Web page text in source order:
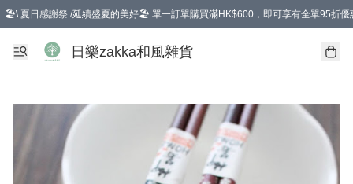
🏖️\ 夏日感謝祭 /延續盛夏的美好🏖️ 單一訂單購買滿HK$600，即可享有全單95折優
選擇GoGoX住宅/工商地址配送，單一訂單消費購物滿HK$680(折扣後），可享有
日樂zakka和風雜貨